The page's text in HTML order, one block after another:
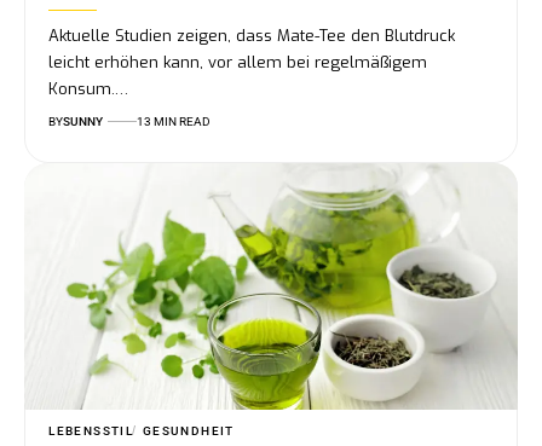
Aktuelle Studien zeigen, dass Mate-Tee den Blutdruck
leicht erhöhen kann, vor allem bei regelmäßigem
Konsum.…
BYSUNNY 13 MIN READ
LEBENSSTIL GESUNDHEIT